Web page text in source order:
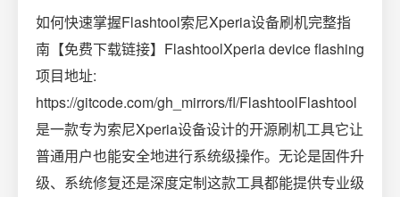
如何快速掌握Flashtool索尼Xperia设备刷机完整指
南【免费下载链接】FlashtoolXperia device flashing
项目地址:
https://gitcode.com/gh_mirrors/fl/FlashtoolFlashtool
是一款专为索尼Xperia设备设计的开源刷机工具它让
普通用户也能安全地进行系统级操作。无论是固件升
级、系统修复还是深度定制这款工具都能提供专业级